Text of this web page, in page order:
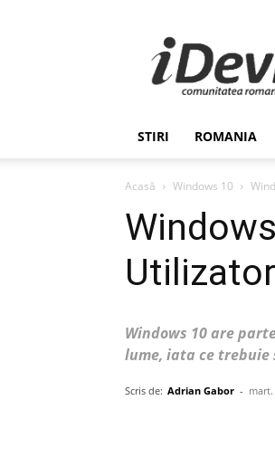
STIRI ROMANIA
Acasă Windows 10
Windows 10 are
lume, iata ce trebuie
Scris de: Adrian Gabor - mart.